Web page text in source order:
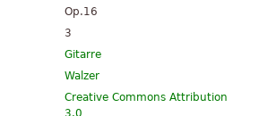
Op.16
3
Gitarre
Walzer
Creative Commons Attribution